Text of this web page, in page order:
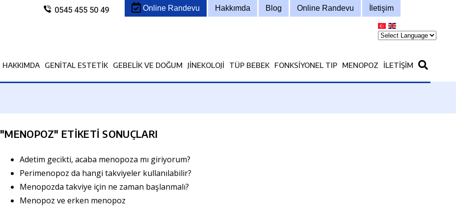
Online Randevu Hakkımda Blog Online Randevu İletişim
0545 455 50 49
HAKKIMDA GENITAL ESTETIK GEBELIK VE DOĞUM JINEKOLOJI TÜP BEBEK FONKSIYONEL TIP MENOPOZ İLETIŞIM
"MENOPOZ" ETIKETI SONUÇLARI
Adetim gecikti, acaba menopoza mı giriyorum?
Perimenopoz da hangi takviyeler kullanılabilir?
Menopozda takviye için ne zaman başlanmalı?
Menopoz ve erken menopoz